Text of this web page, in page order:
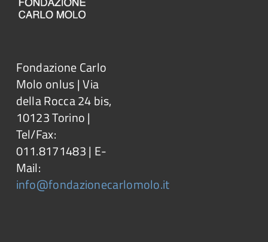
Fondazione Carlo
Molo onlus | Via
della Rocca 24 bis,
10123 Torino |
Tel/Fax:
011.8171483 | E-
Mail:
info@fondazionecarlomolo.it